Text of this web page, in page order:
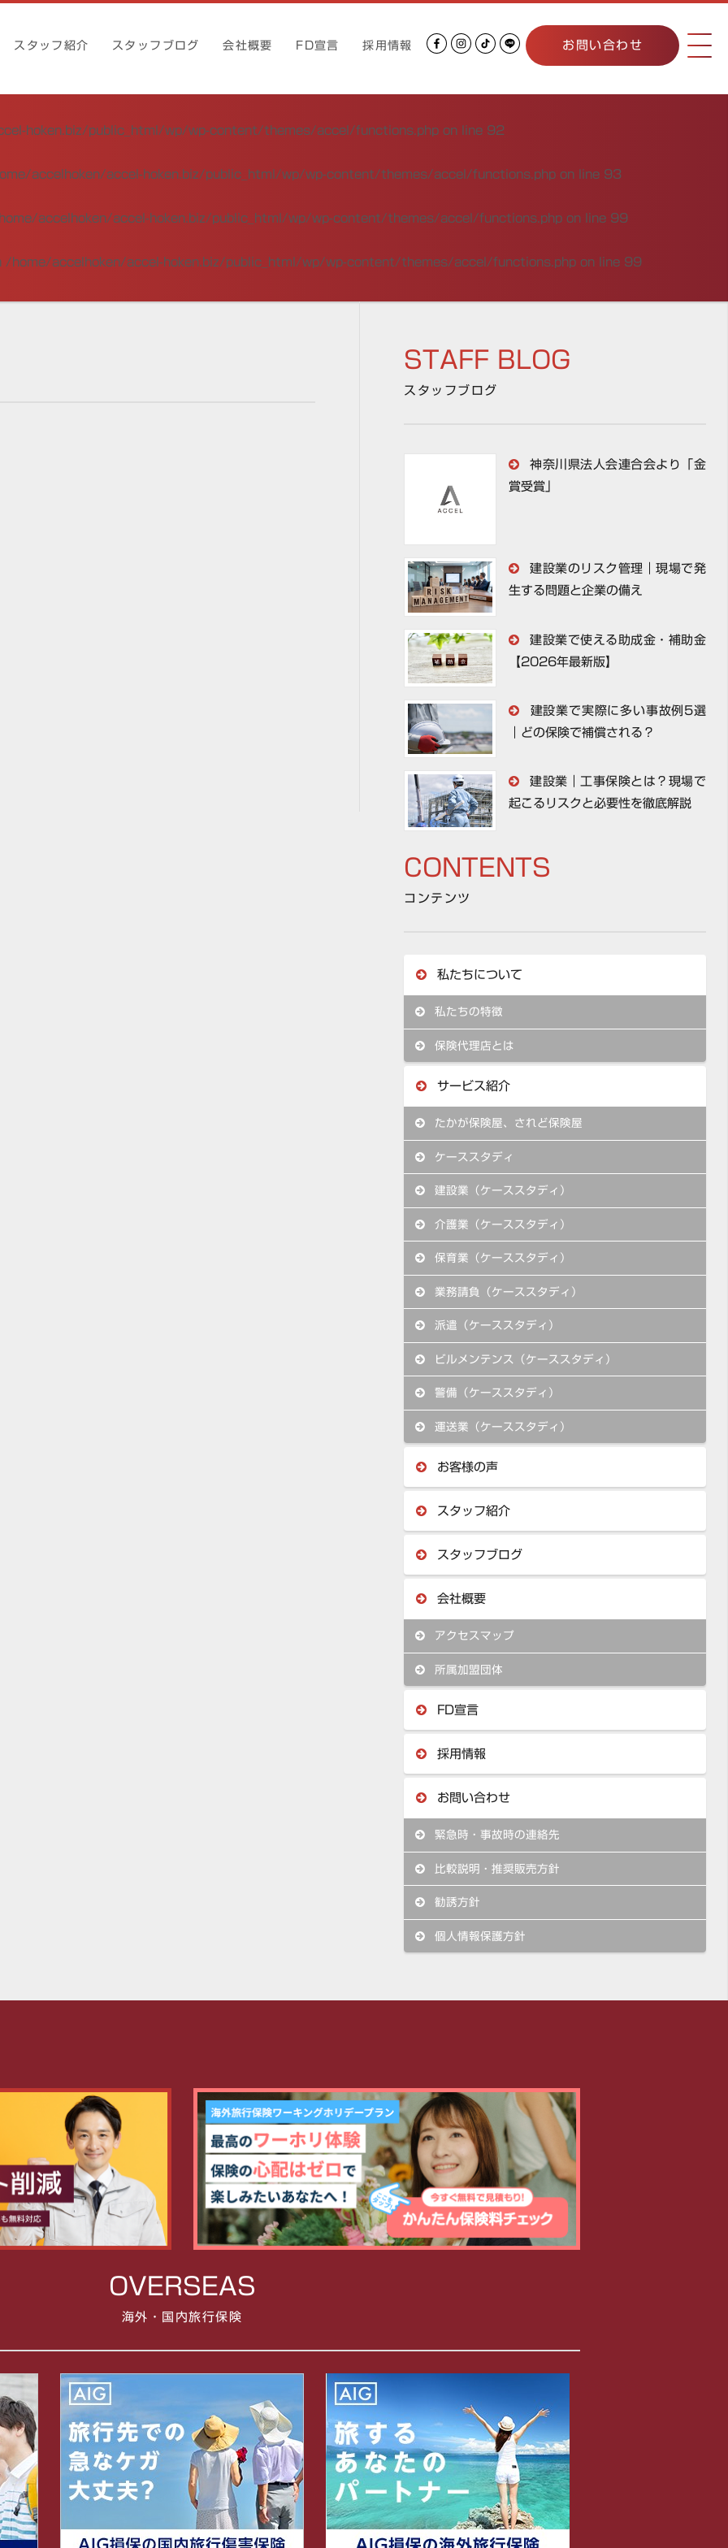
お問い合わせ
スタッフ紹介 スタッフブログ 会社概要 FD宣言 採用情報
hoken.biz/public_html/wp/wp-content/themes/accel/functions.php on line 92
accelhoken/accel-hoken.biz/public_html/wp/wp-content/themes/accel/functions.php on line 93
accelhoken/accel-hoken.biz/public_html/wp/wp-content/themes/accel/functions.php on line 99
/home/accelhoken/accel-hoken.biz/public_html/wp/wp-content/themes/accel/functions.php on line 99
STAFF BLOG
スタッフブログ
神奈川県法人会連合会より「金
賞受賞」
建設業のリスク管理｜現場で発
生する問題と企業の備え
建設業で使える助成金・補助金
【2026年最新版】
建設業で実際に多い事故例5選
｜どの保険で補償される？
建設業｜工事保険とは？現場で
起こるリスクと必要性を徹底解説
CONTENTS
コンテンツ
私たちについて
私たちの特徴
保険代理店とは
サービス紹介
たかが保険屋、されど保険屋
ケーススタディ
建設業（ケーススタディ）
介護業（ケーススタディ）
保育業（ケーススタディ）
業務請負（ケーススタディ）
派遣（ケーススタディ）
ビルメンテンス（ケーススタディ）
警備（ケーススタディ）
運送業（ケーススタディ）
お客様の声
スタッフ紹介
スタッフブログ
会社概要
アクセスマップ
所属加盟団体
FD宣言
採用情報
お問い合わせ
緊急時・事故時の連絡先
比較説明・推奨販売方針
勧誘方針
個人情報保護方針
OVERSEAS
海外・国内旅行保険